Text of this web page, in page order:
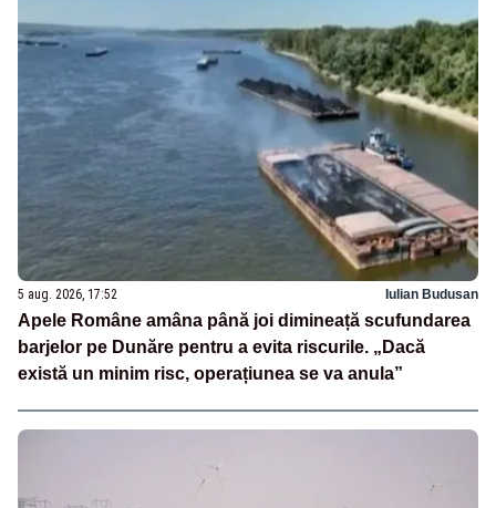
5 aug. 2026, 17:52 Iulian Budusan
Apele Române amâna până joi dimineață scufundarea
barjelor pe Dunăre pentru a evita riscurile. „Dacă
există un minim risc, operațiunea se va anula”